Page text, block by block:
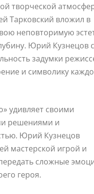
творческой
Тарковский вложил в
неповторимую
Юрий Кузнецов
задумки
и символику
удивляет своими
решениями и
Юрий Кузнецов
мастерской игрой и
сложные
героя.